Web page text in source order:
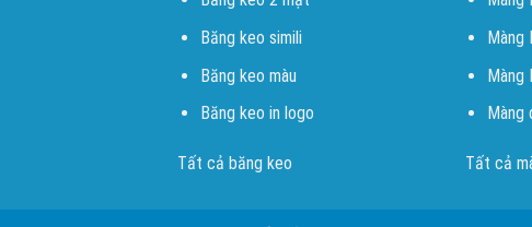
Băng keo simili
Băng keo màu
Băng keo in logo
Tất cả băng keo
Màng
Màng
Màng
Tất cả